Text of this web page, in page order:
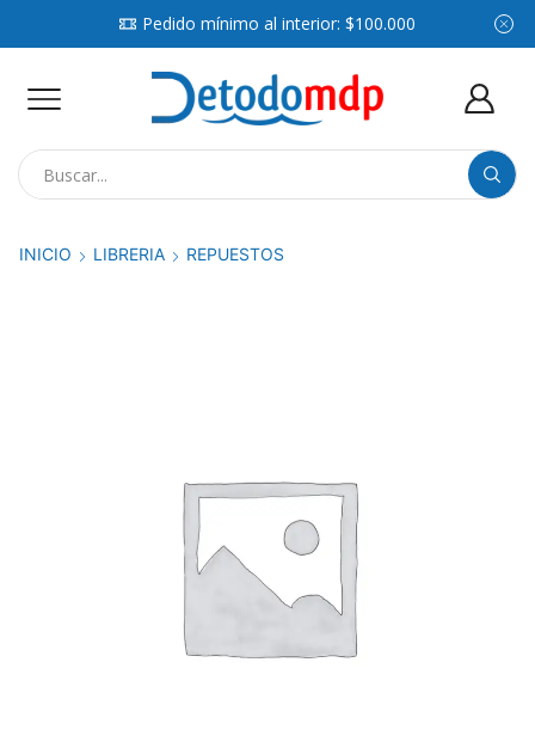
Pedido mínimo al interior: $100.000
INICIO LIBRERIA REPUESTOS